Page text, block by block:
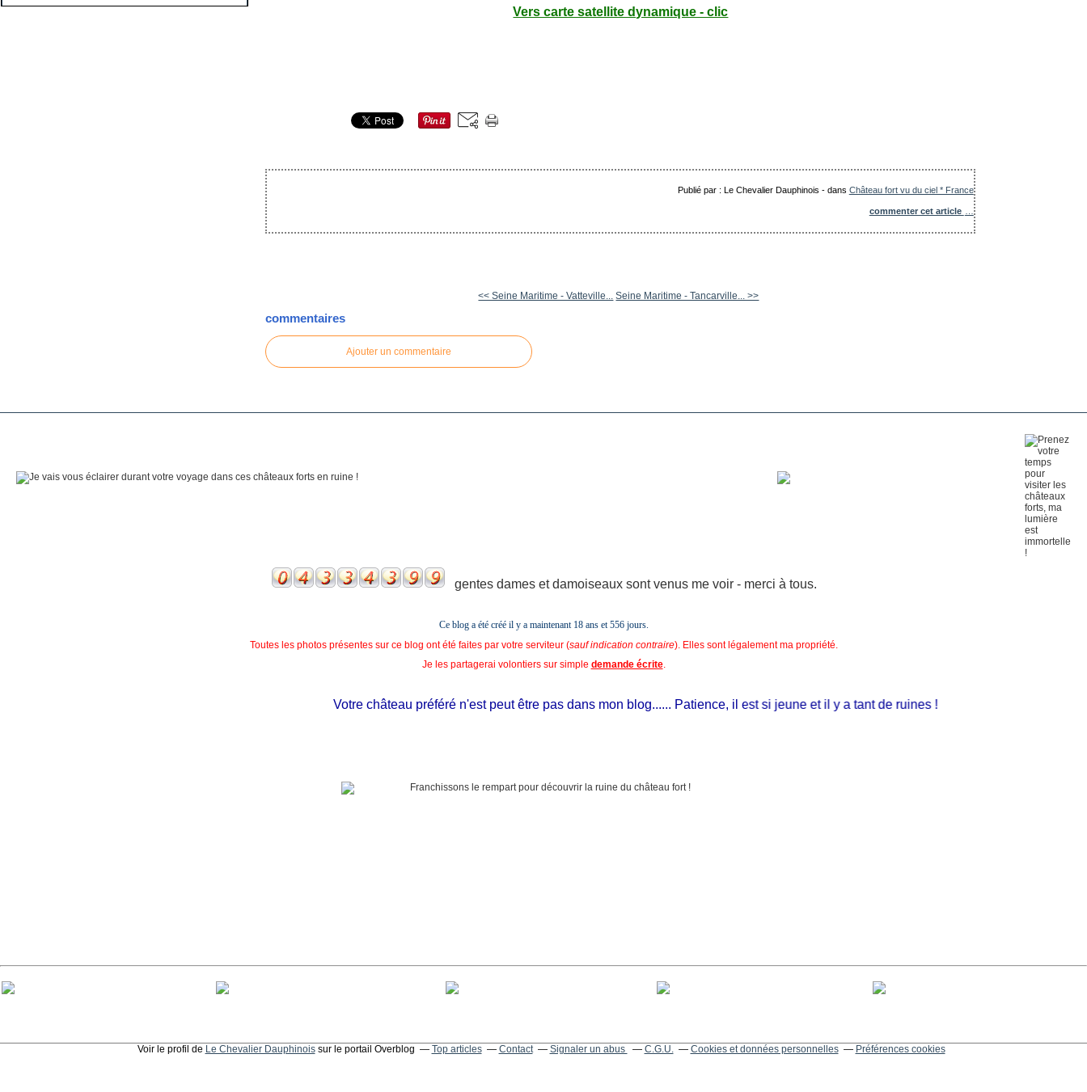
Vers carte satellite dynamique - clic
Publié par : Le Chevalier Dauphinois -dans Château fort vu du ciel * France
commenter cet article
<< Seine Maritime - Vatteville... Seine Maritime - Tancarville... >>
commentaires
Ajouter un commentaire
gentes dames et damoiseaux sont venus me voir - merci à tous.
Ce blog a été créé il y a maintenant 18 ans et 556 jours.
Toutes les photos présentes sur ce blog ont été faites par votre serviteur (sauf indication contraire). Elles sont légalement ma propriété.
Je les partagerai volontiers sur simple demande écrite.
Votre château préféré n'est peut être pas dans mon blog...... Patience, il est si jeune et il y a tant de ruines !
Voir le profil de Le Chevalier Dauphinoissur le portail Overblog Top articles Contact Signaler un abus C.G.U. Cookies et données personnelles Préférences cookies